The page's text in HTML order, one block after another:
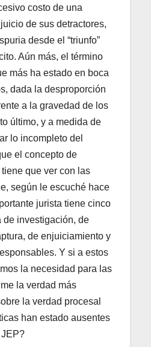
costo de una
de sus detractores,
desde el “triunfo”
Aún más, el término
más ha estado en boca
dada la desproporción
a la gravedad de los
último, y a medida de
lo incompleto del
el concepto de
que ver con las
según le escuché hace
jurista tiene cinco
de investigación, de
de enjuiciamiento y
Y si a estos
la necesidad para las
la verdad más
la verdad procesal
han estado ausentes